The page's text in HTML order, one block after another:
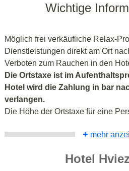
Wichtige
Möglich frei verkäufliche Relax-
Dienstleistungen direkt am Ort
Verboten zum Rauchen in den
Die Ortstaxe ist im
Hotel wird die Zahlung in bar
verlangen.
Die Höhe der Ortstaxe für eine
+ mehr
Hotel